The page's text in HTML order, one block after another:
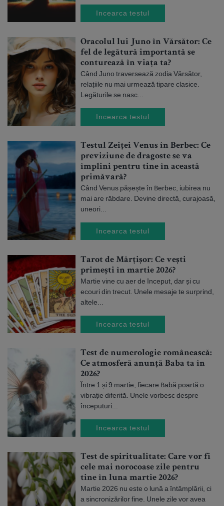
Incearca testul
Oracolul lui Juno în Vărsător: Ce
fel de legătură importantă se
conturează în viața ta?
Când Juno traversează zodia Vărsător,
relațiile nu mai urmează tipare clasice.
Legăturile se nasc...
Incearca testul
Testul Zeiței Venus în Berbec: Ce
previziune de dragoste se va
împlini pentru tine în această
primăvară?
Când Venus pășește în Berbec, iubirea nu
mai are răbdare. Devine directă, curajoasă,
uneori...
Incearca testul
Tarot de Mărțișor: Ce vești
primești în martie 2026?
Martie vine cu aer de început, dar și cu
ecouri din trecut. Unele mesaje te surprind,
altele...
Incearca testul
Test de numerologie românească:
Ce atmosferă anunță Baba ta în
2026?
Între 1 și 9 martie, fiecare Babă poartă o
vibrație diferită. Unele vorbesc despre
începuturi...
Incearca testul
Test de spiritualitate: Care vor fi
cele mai norocoase zile pentru
tine în luna martie 2026?
Martie 2026 nu este o lună a întâmplării, ci
a sincronizărilor fine. Unele zile vor avea